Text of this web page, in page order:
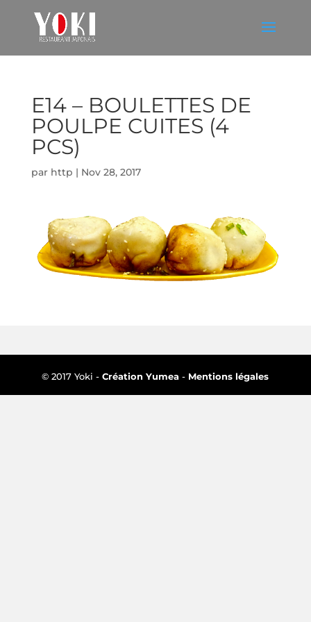
E14 – BOULETTES DE
POULPE CUITES (4
PCS)
par http | Nov 28, 2017
© 2017 Yoki -Création Yumea - Mentions légales